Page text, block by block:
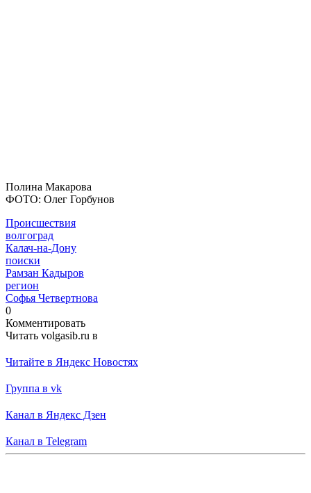
Полина Макарова
ФОТО: Олег Горбунов
Происшествия
волгоград
Калач-на-Дону
поиски
Рамзан Кадыров
регион
Софья Четвертнова
0
Комментировать
Читать volgasib.ru в
Читайте в Яндекс Новостях
Группа в vk
Канал в Яндекс Дзен
Канал в Telegram